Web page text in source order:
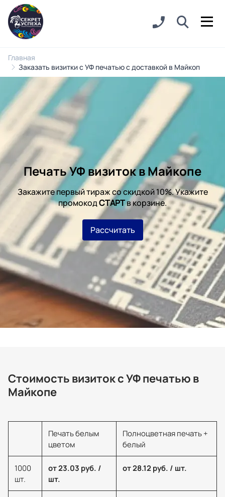
Главная
Заказать визитки с УФ печатью с доставкой в Майкоп
Печать УФ визиток в Майкопе
Закажите первый тираж со скидкой 10%. Укажите
промокодСТАРТв корзине.
Рассчитать
Стоимость визиток с УФ печатью в
Майкопе
Печать белым
цветом
Полноцветная печать +
белый
1000
шт.
от 23.03 руб. /
шт.
от 28.12 руб. / шт.